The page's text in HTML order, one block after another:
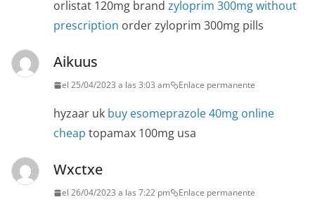
orlistat 120mg brand zyloprim 300mg without
prescription order zyloprim 300mg pills
Aikuus
el 25/04/2023 a las 3:03 am Enlace permanente
hyzaar uk buy esomeprazole 40mg online
cheap topamax 100mg usa
Wxctxe
el 26/04/2023 a las 7:22 pm Enlace permanente